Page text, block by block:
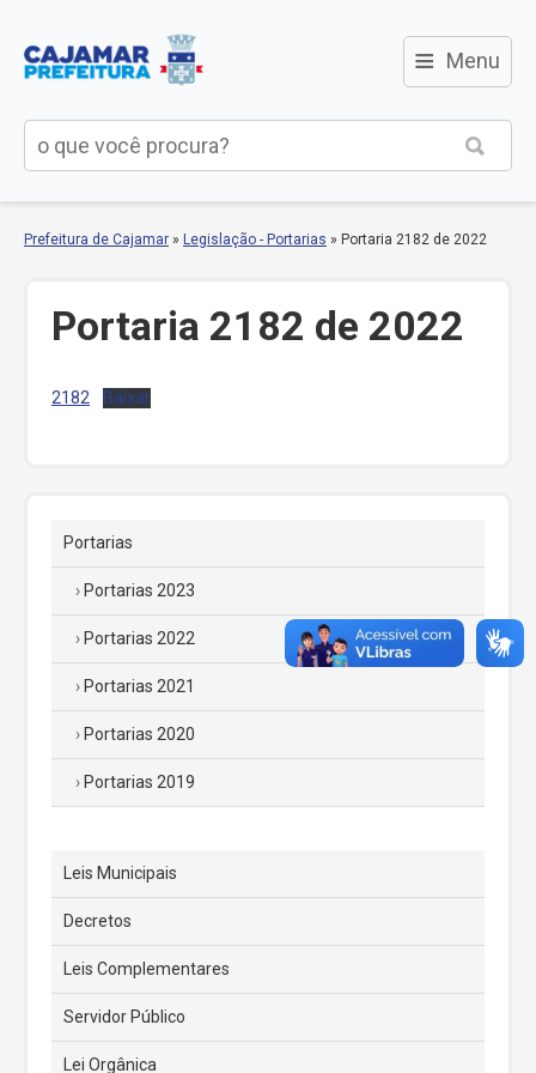
≡ Menu
Prefeitura de Cajamar » Legislação - Portarias » Portaria 2182 de 2022
Portaria 2182 de 2022
2182 Baixar
Portarias
Portarias 2023
Portarias 2022
Portarias 2021
Portarias 2020
Portarias 2019
Leis Municipais
Decretos
Leis Complementares
Servidor Público
Lei Orgânica